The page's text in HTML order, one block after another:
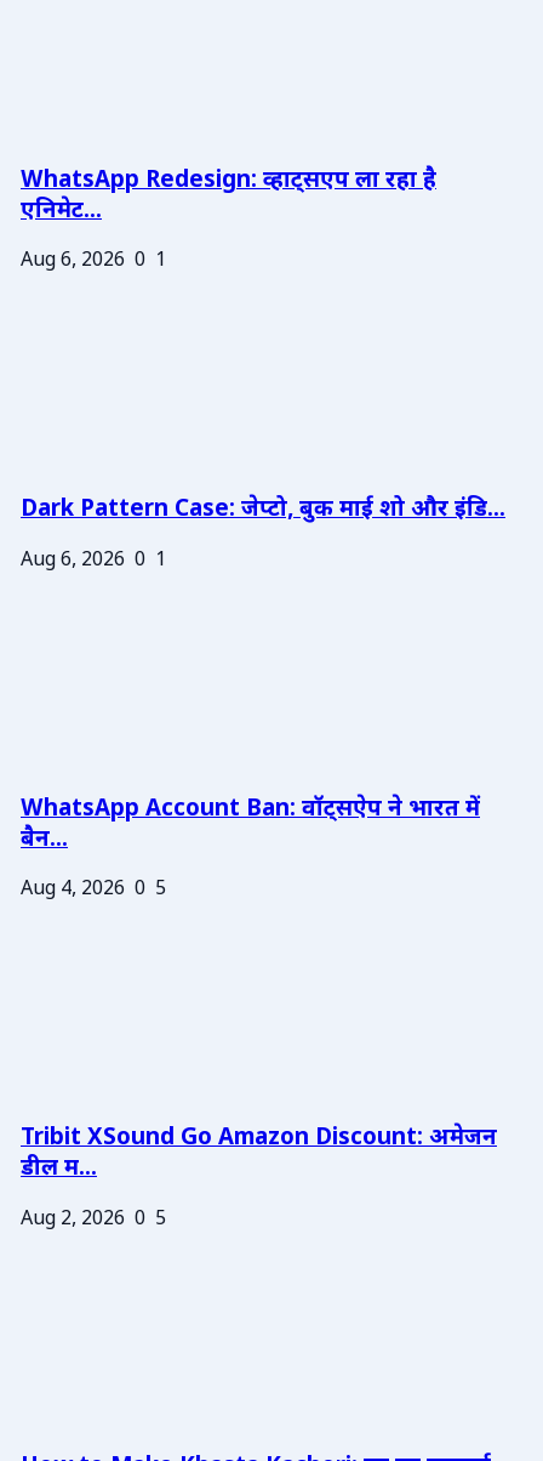
WhatsApp Redesign: व्हाट्सएप ला रहा है
एनिमेट...
Aug 6, 2026 0 1
Dark Pattern Case: जेप्टो, बुक माई शो और इंडि...
Aug 6, 2026 0 1
WhatsApp Account Ban: वॉट्सऐप ने भारत में
बैन...
Aug 4, 2026 0 5
Tribit XSound Go Amazon Discount: अमेजन
डील म...
Aug 2, 2026 0 5